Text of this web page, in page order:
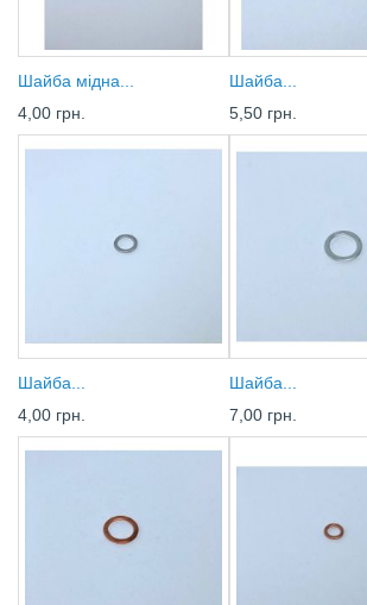
Шайба мідна...
4,00 грн.
Шайба...
5,50 грн.
Шайба...
4,00 грн.
Шайба...
7,00 грн.